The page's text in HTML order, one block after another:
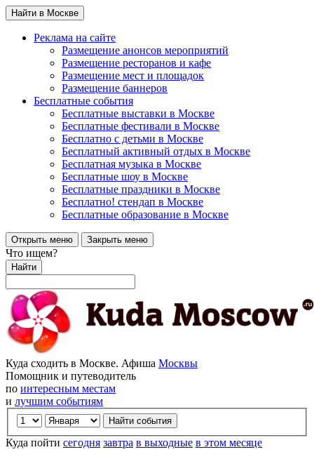
Найти в Москве
Реклама на сайте
Размещение анонсов мероприятий
Размещение ресторанов и кафе
Размещение мест и площадок
Размещение баннеров
Бесплатные события
Бесплатные выставки в Москве
Бесплатные фестивали в Москве
Бесплатно с детьми в Москве
Бесплатный активный отдых в Москве
Бесплатная музыка в Москве
Бесплатные шоу в Москве
Бесплатные праздники в Москве
Бесплатно! стендап в Москве
Бесплатные образование в Москве
Открыть меню Закрыть меню
Что ищем?
Найти
Куда сходить в Москве. Афиша Москвы
Помощник и путеводитель
по интересным местам
и лучшим событиям
Куда пойти сегодня завтра в выходные в этом месяце